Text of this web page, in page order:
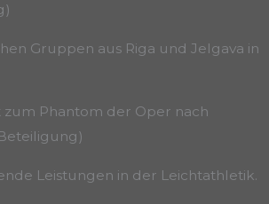
Gruppen aus Riga und Jelgava in
zum Phantom der Oper nach
Leistungen in der Leichtathletik.